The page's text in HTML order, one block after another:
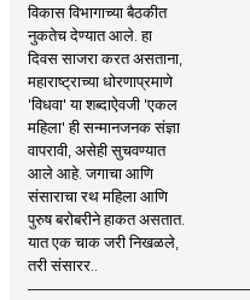
विकास विभागाच्या बैठकीत
नुकतेच देण्यात आले. हा
दिवस साजरा करत असताना,
महाराष्ट्राच्या धोरणाप्रमाणे
'विधवा' या शब्दाऐवजी 'एकल
महिला' ही सन्मानजनक संज्ञा
वापरावी, असेही सुचवण्यात
आले आहे. जगाचा आणि
संसाराचा रथ महिला आणि
पुरुष बरोबरीने हाकत असतात.
यात एक चाक जरी निखळले,
तरी संसारर..